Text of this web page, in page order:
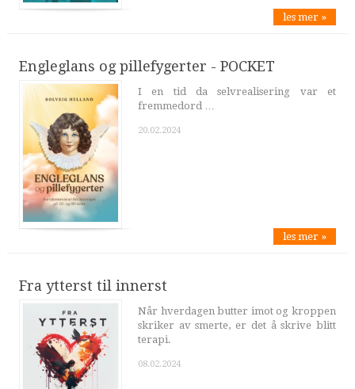
les mer »
Engleglans og pillefygerter - POCKET
I en tid da selvrealisering var et
fremmedord …
20.02.2024
les mer »
Fra ytterst til innerst
Når hverdagen butter imot og kroppen
skriker av smerte, er det å skrive blitt
terapi.
08.02.2024